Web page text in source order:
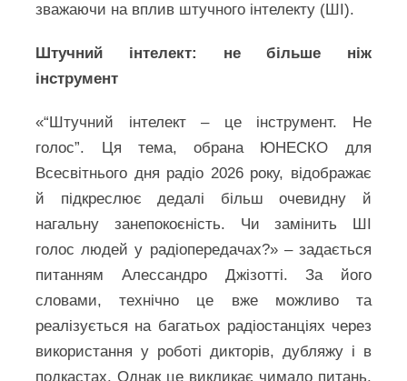
зважаючи на вплив штучного інтелекту (ШІ).
Штучний інтелект: не більше ніж
інструмент
«“Штучний інтелект – це інструмент. Не
голос”. Ця тема, обрана ЮНЕСКО для
Всесвітнього дня радіо 2026 року, відображає
й підкреслює дедалі більш очевидну й
нагальну занепокоєність. Чи замінить ШІ
голос людей у радіопередачах?» – задається
питанням Алессандро Джізотті. За його
словами, технічно це вже можливо та
реалізується на багатьох радіостанціях через
використання у роботі дикторів, дубляжу і в
подкастах. Однак це викликає чимало питань,